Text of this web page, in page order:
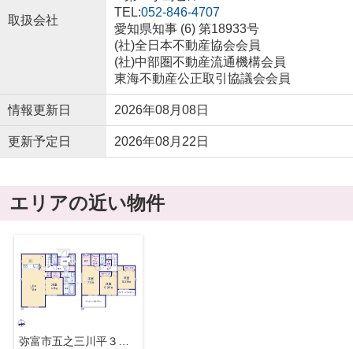
取扱会社
TEL:052-846-4707
愛知県知事 (6) 第18933号
(社)全日本不動産協会会員
(社)中部圏不動産流通機構会員
東海不動産公正取引協議会会員
情報更新日 2026年08月08日
更新予定日 2026年08月22日
エリアの近い物件
弥富市五之三川平３丁目53『仲介料無料』新築戸建て